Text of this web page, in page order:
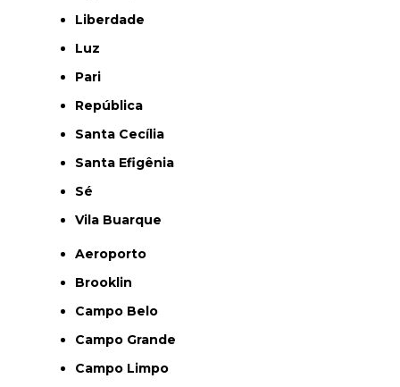
Liberdade
Luz
Pari
República
Santa Cecília
Santa Efigênia
Sé
Vila Buarque
Aeroporto
Brooklin
Campo Belo
Campo Grande
Campo Limpo